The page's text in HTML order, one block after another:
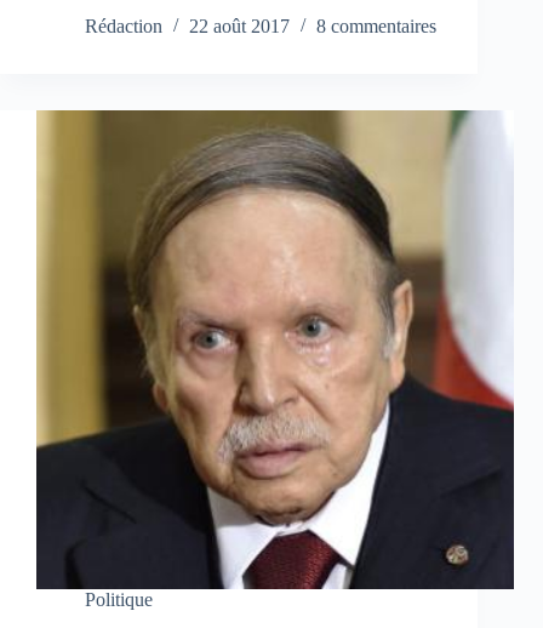
Rédaction
22 août 2017 8 commentaires
Politique